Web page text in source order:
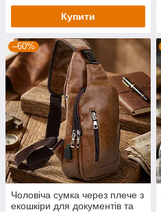
Купити
–60%
Чоловіча сумка через плече з
екошкіри для документів та